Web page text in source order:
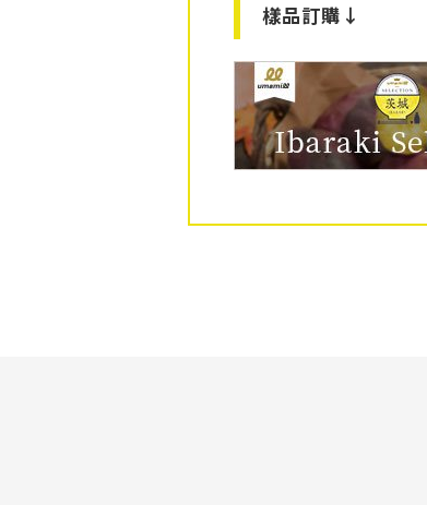
樣品訂購↓